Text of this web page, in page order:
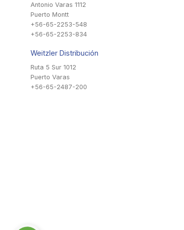
Antonio Varas 1112
Puerto Montt
+56-65-2253-548
+56-65-2253-834
Weitzler Distribución
Ruta 5 Sur 1012
Puerto Varas
+56-65-2487-200